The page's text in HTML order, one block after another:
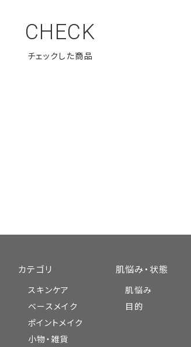
CHECK
カテゴリ
スキンケア
ベースメイク
ポイントメイク
小物・雑貨
肌悩み・状態
肌悩み
目的